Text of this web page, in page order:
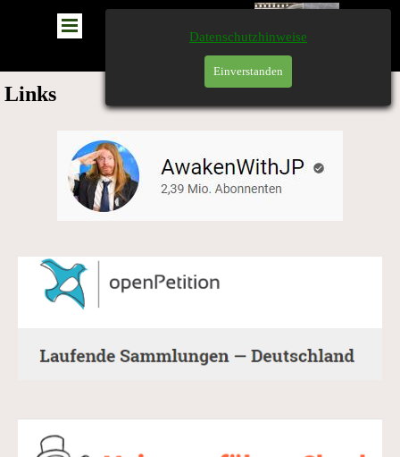
Links
Datenschutzhinweise
Einverstanden